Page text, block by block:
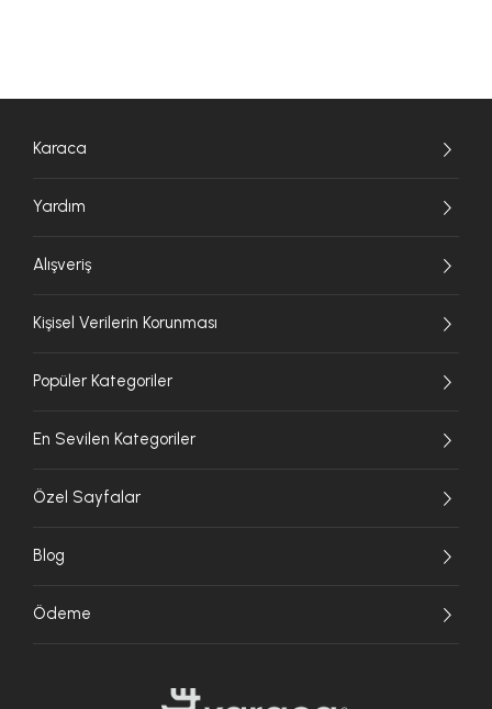
Karaca
Yardım
Alışveriş
Kişisel Verilerin Korunması
Popüler Kategoriler
En Sevilen Kategoriler
Özel Sayfalar
Blog
Ödeme